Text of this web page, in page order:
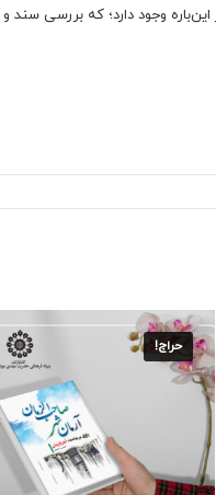
این‌باره وجود دارد؛ که بررسی سند و
حراج!